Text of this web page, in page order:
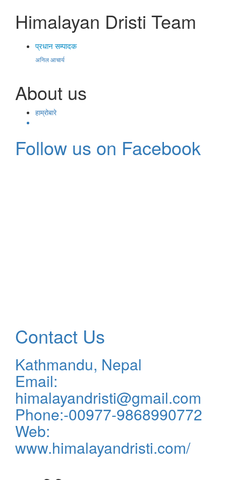
Himalayan Dristi Team
प्रधान सम्पादक
अनिल आचार्य
About us
हाम्रोबारे
Follow us on Facebook
Contact Us
Kathmandu, Nepal
Email:
himalayandristi@gmail.com
Phone:-00977-9868990772
Web:
www.himalayandristi.com/